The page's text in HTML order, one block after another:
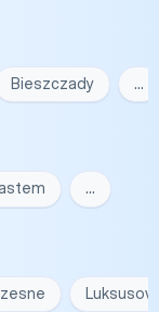
Bieszczady …
…